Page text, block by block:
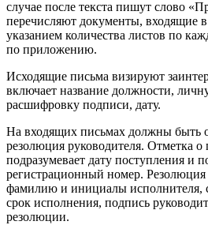
случае после текста пишут слово
перечисляют документы, входящие
указанием количества листов по
по приложению.
Исходящие письма визируют
включает название должности,
расшифровку подписи, дату.
На входящих письмах должны быть
резолюция руководителя. Отметка о
подразумевает дату поступления и
регистрационный номер. Резолюция
фамилию и инициалы исполнителя,
срок исполнения, подпись
резолюции.